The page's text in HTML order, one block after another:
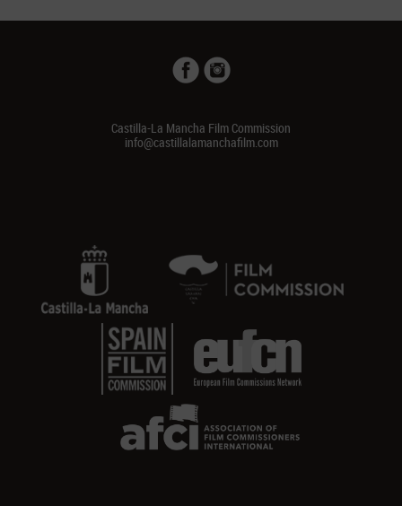
Castilla-La Mancha Film Commission
info@castillalamanchafilm.com